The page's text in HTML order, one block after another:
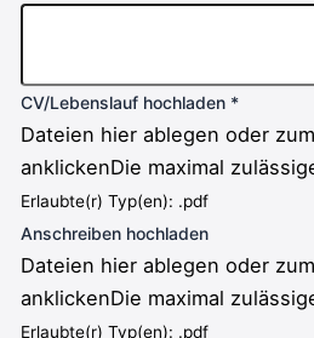
CV/Lebenslauf hochladen *
Dateien hier ablegen oder
anklickenDie maximal
Erlaubte(r) Typ(en): .pdf
Anschreiben hochladen
Dateien hier ablegen oder
anklickenDie maximal
Erlaubte(r) Typ(en): .pdf